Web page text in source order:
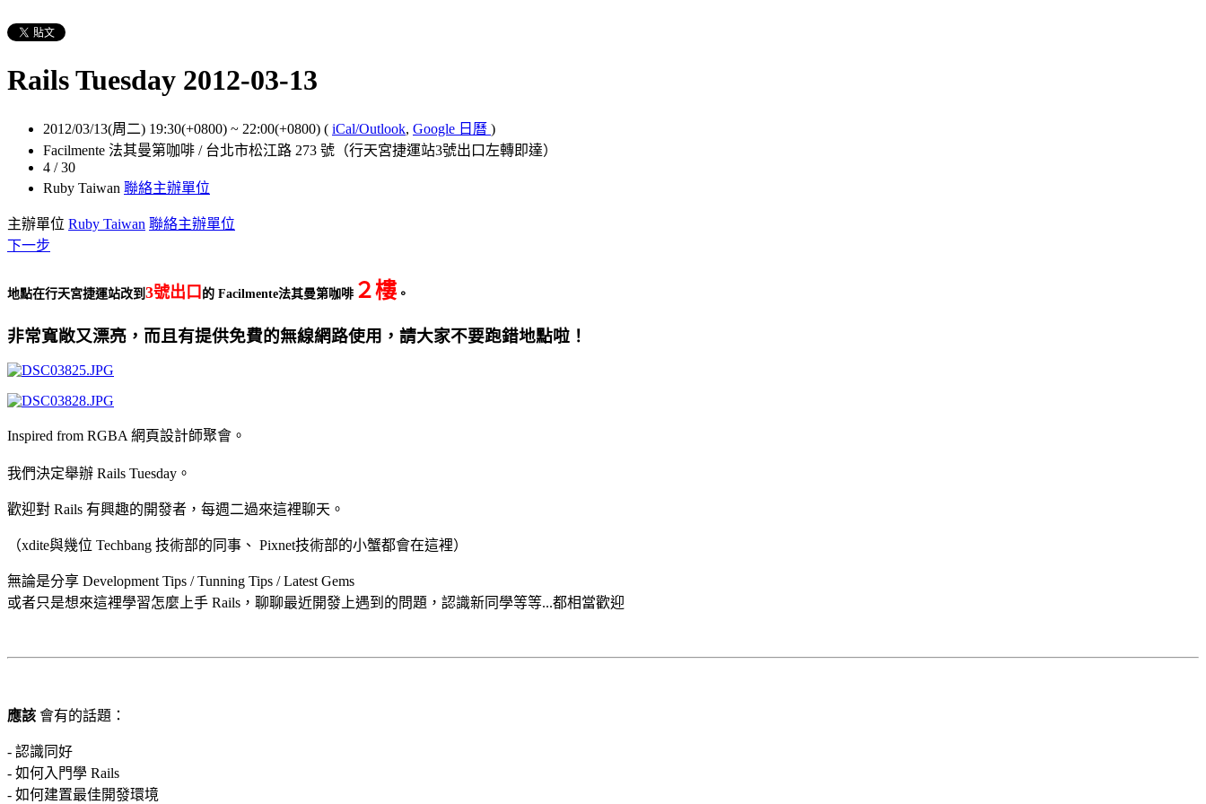
Rails Tuesday 2012-03-13
2012/03/13(周二) 19:30(+0800) ~ 22:00(+0800) ( iCal/Outlook, Google 日曆 )
Facilmente 法其曼第咖啡 / 台北市松江路 273 號（行天宮捷運站3號出口左轉即達）
4 / 30
Ruby Taiwan 聯絡主辦單位
主辦單位 Ruby Taiwan 聯絡主辦單位
下一步
地點在行天宮捷運站改到 3號出口 的 Facilmente法其曼第咖啡 ２樓 。
非常寬敞又漂亮，而且有提供免費的無線網路使用，請大家不要跑錯地點啦！
Inspired from RGBA 網頁設計師聚會。
我們決定舉辦 Rails Tuesday。
歡迎對 Rails 有興趣的開發者，每週二過來這裡聊天。
（xdite與幾位 Techbang 技術部的同事、 Pixnet技術部的小蟹都會在這裡）
無論是分享 Development Tips / Tunning Tips / Latest Gems
或者只是想來這裡學習怎麼上手 Rails，聊聊最近開發上遇到的問題，認識新同學等等...都相當歡迎
應該 會有的話題：
- 認識同好
- 如何入門學 Rails
- 如何建置最佳開發環境